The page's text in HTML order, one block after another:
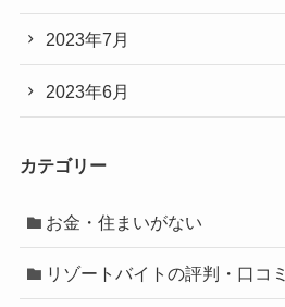
2023年7月
2023年6月
カテゴリー
お金・住まいがない
リゾートバイトの評判・口コミ